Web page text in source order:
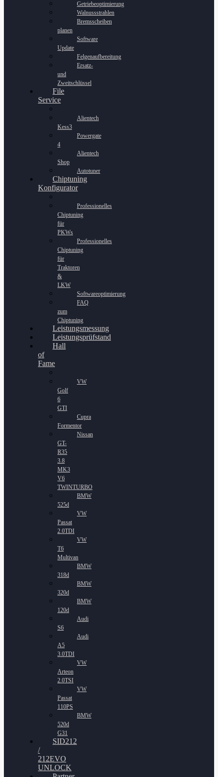
Getriebeoptimierung
Walnussstrahlen
Bremsscheiben
planen
Software
Update
Felgenaufbereitung
Ersatz-
und
Zweitschlüssel
File
Service
Alientech
Kess3
Powergate
4
Alientech
Shop
Autotuner
Chiptuning
Konfigurator
Professionelles
Chiptuning
für
PKWs
Professionelles
Chiptuning
für
Traktoren
&
LKW
Softwareoptimierung
FAQ
zum
Chiptuning
Leistungsmessung
Leistungsprüfstand
Hall
of
Fame
VW
Golf
6
GTI
Cupra
Formentor
Nissan
GT-
R35
3.8
MK3
V6
TWINTURBO
BMW
525d
VW
Passat
2.0TDI
VW
T6
Multivan
BMW
318d
BMW
320d
BMW
120d
Audi
S6
Audi
A5
3.0TDI
VW
Arteon
2.0TSI
VW
Passat
110PS
BMW
520d
G31
SID212
/
212EVO
UNLOCK